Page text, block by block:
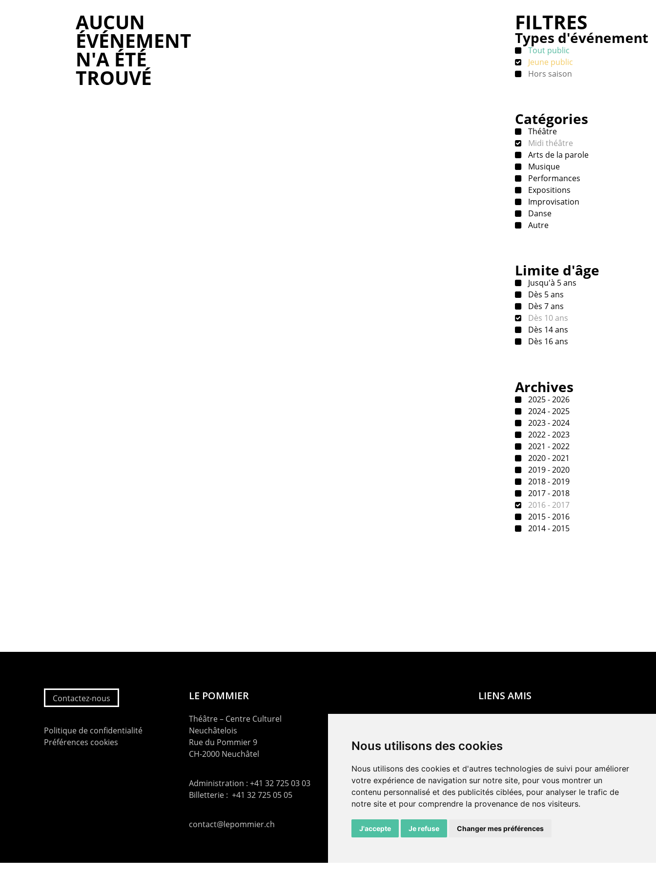
Nous utilisons des cookies
Nous utilisons des cookies et d'autres technologies de suivi pour améliorer
votre expérience de navigation sur notre site, pour vous montrer un
contenu personnalisé et des publicités ciblées, pour analyser le trafic de
notre site et pour comprendre la provenance de nos visiteurs.
J'accepte Je refuse Changer mes préférences
AUCUN
ÉVÉNEMENT
N'A ÉTÉ
TROUVÉ
FILTRES
Types d'événement
Tout public
Jeune public
Hors saison
Catégories
Théâtre
Midi théâtre
Arts de la parole
Musique
Performances
Expositions
Improvisation
Danse
Autre
Limite d'âge
Jusqu'à 5 ans
Dès 5 ans
Dès 7 ans
Dès 10 ans
Dès 14 ans
Dès 16 ans
Archives
2025 - 2026
2024 - 2025
2023 - 2024
2022 - 2023
2021 - 2022
2020 - 2021
2019 - 2020
2018 - 2019
2017 - 2018
2016 - 2017
2015 - 2016
2014 - 2015
Contactez-nous
Politique de confidentialité
Préférences cookies
LE POMMIER
Théâtre – Centre Culturel
Neuchâtelois
Rue du Pommier 9
CH-2000 Neuchâtel
Administration : +41 32 725 03 03
Billetterie : +41 32 725 05 05
contact@lepommier.ch
LIENS AMIS